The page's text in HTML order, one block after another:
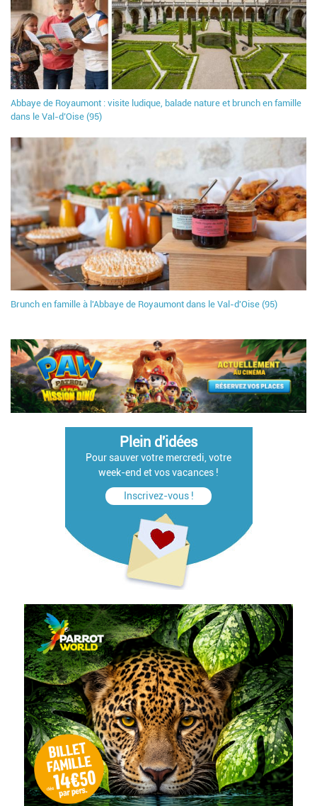
Abbaye de Royaumont : visite ludique, balade nature et brunch en famille
dans le Val-d’Oise (95)
Brunch en famille à l'Abbaye de Royaumont dans le Val-d'Oise (95)
Plein d'idées
Pour sauver votre mercredi, votre
week-end et vos vacances !
Inscrivez-vous !